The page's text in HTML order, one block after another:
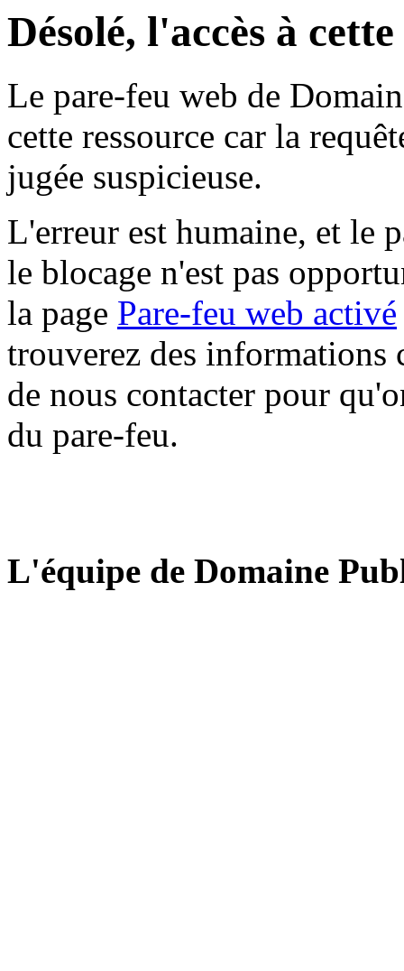
Désolé, l'accès à
Le pare-feu web de
cette ressource car la
jugée suspicieuse.
L'erreur est humaine, et le
le blocage n'est pas
la page Pare-feu web activé
trouverez des informations
de nous contacter pour
du pare-feu.
L'équipe de Domaine